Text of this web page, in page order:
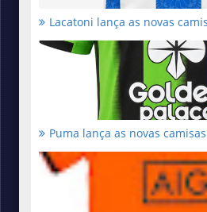
Lacatoni lança as novas
Puma lança as novas